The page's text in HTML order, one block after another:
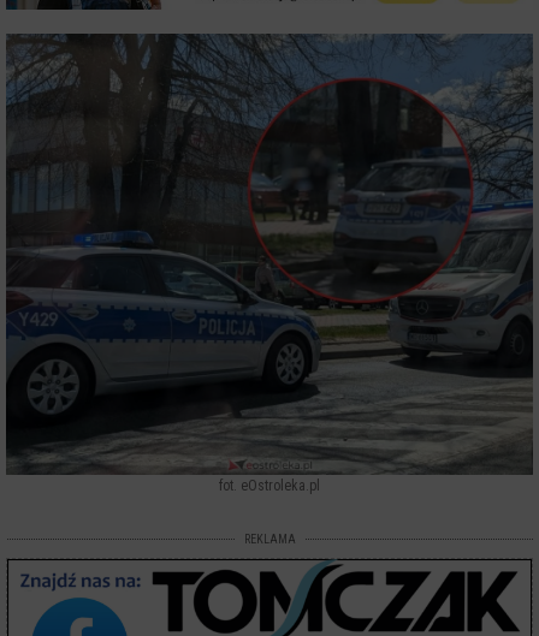
fot. eOstroleka.pl
REKLAMA